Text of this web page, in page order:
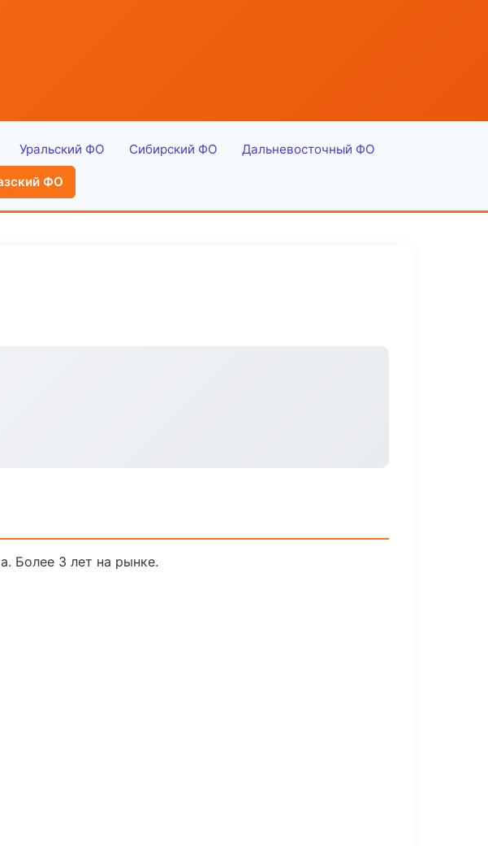
Уральский ФО Сибирский ФО Дальневосточный ФО
ФО
Более 3 лет на рынке.